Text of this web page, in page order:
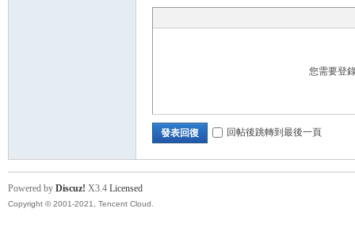
您需要登
發表回復 回帖後跳轉到最後一頁
Powered by Discuz! X3.4 Licensed
Copyright © 2001-2021, Tencent Cloud.